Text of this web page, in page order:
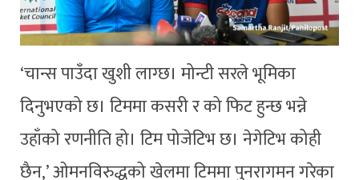
‘चान्स पाउँदा खुशी लाग्छ। मोन्टी सरले भूमिका
दिनुभएको छ। टिममा कसरी र को फिट हुन्छ भन्ने
उहाँको रणनीति हो। टिम पोजेटिभ छ। नेगेटिभ कोही
छैन,’ ओमनविरुद्धको खेलमा टिममा पुनरागमन गरेका